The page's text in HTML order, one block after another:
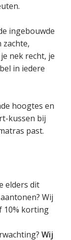
ingebouwde
zachte,
nek recht, je
in iedere
hoogtes en
kussen bij
past.
elders dit
Wij
10% korting
Wij